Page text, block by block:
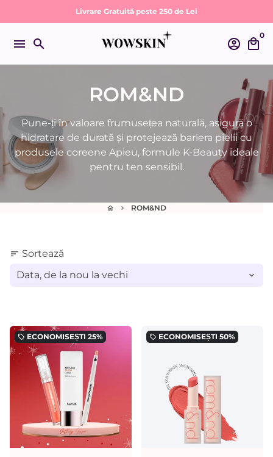
la
conținut
Livrare Gratuită peste 250 de Lei
menu search account_circle local_mall
0
ROM&ND
Pune-ți în valoare frumusețea naturală, asigură o
hidratare de durată și protejează bariera pielii cu
produsele coreene Apieu, formule K-Beauty ideale
pentru ten sensibil.
home keyboard_arrow_right ROM&ND
sort Sortează
local_offer ECONOMISEȘTI 25% local_offer ECONOMISEȘTI 50%